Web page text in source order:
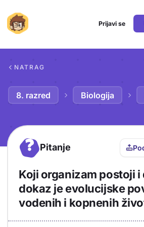
Prijavi se
NATRAG
8. razred Biologija
? Pitanje
Koji organizam postoji i
dokaz je evolucijske
vodenih i kopnenih